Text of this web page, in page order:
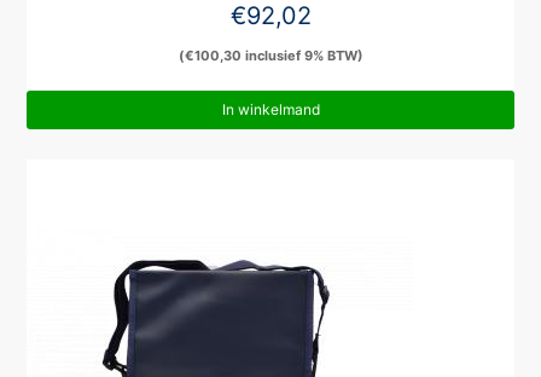
€92,02
(€100,30 inclusief 9% BTW)
In winkelmand